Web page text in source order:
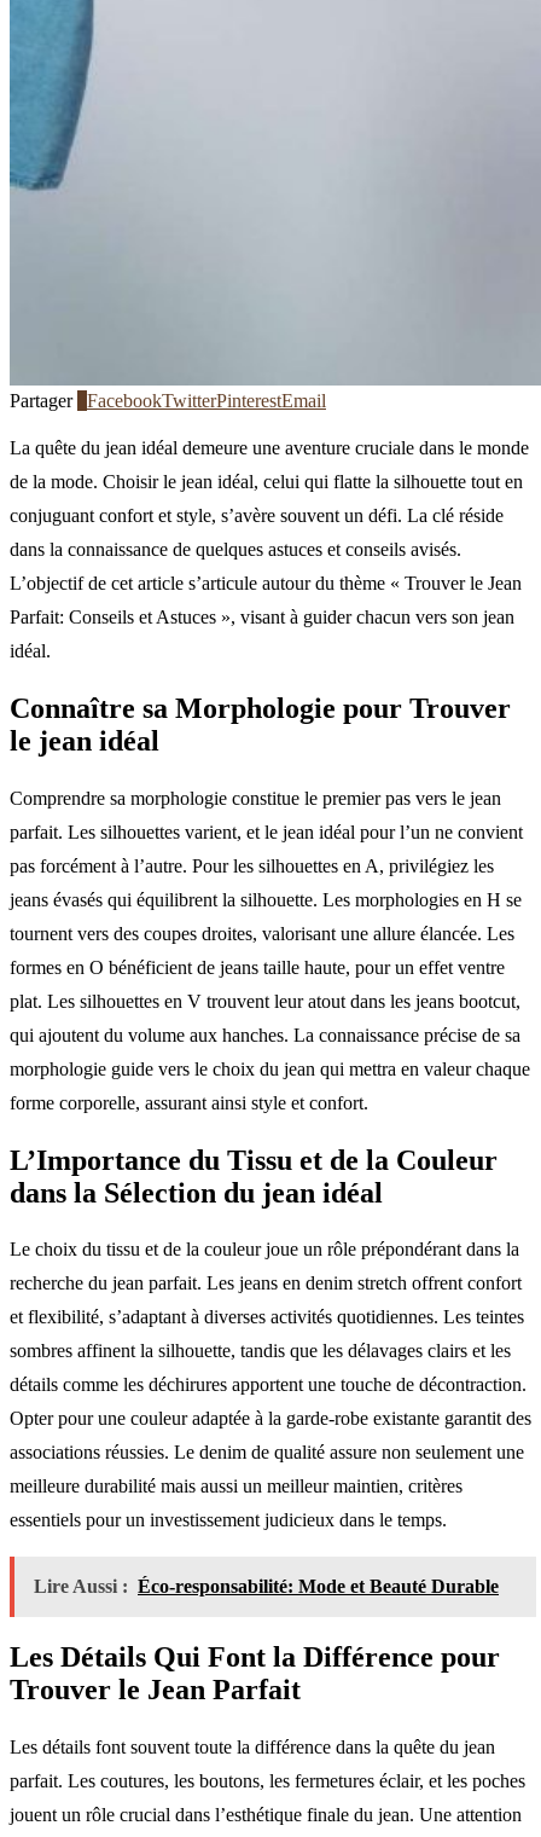
Partager FacebookTwitterPinterestEmail
La quête du jean idéal demeure une aventure cruciale dans le monde
de la mode. Choisir le jean idéal, celui qui flatte la silhouette tout en
conjuguant confort et style, s’avère souvent un défi. La clé réside
dans la connaissance de quelques astuces et conseils avisés.
L’objectif de cet article s’articule autour du thème « Trouver le Jean
Parfait: Conseils et Astuces », visant à guider chacun vers son jean
idéal.
Connaître sa Morphologie pour Trouver
le jean idéal
Comprendre sa morphologie constitue le premier pas vers le jean
parfait. Les silhouettes varient, et le jean idéal pour l’un ne convient
pas forcément à l’autre. Pour les silhouettes en A, privilégiez les
jeans évasés qui équilibrent la silhouette. Les morphologies en H se
tournent vers des coupes droites, valorisant une allure élancée. Les
formes en O bénéficient de jeans taille haute, pour un effet ventre
plat. Les silhouettes en V trouvent leur atout dans les jeans bootcut,
qui ajoutent du volume aux hanches. La connaissance précise de sa
morphologie guide vers le choix du jean qui mettra en valeur chaque
forme corporelle, assurant ainsi style et confort.
L’Importance du Tissu et de la Couleur
dans la Sélection du jean idéal
Le choix du tissu et de la couleur joue un rôle prépondérant dans la
recherche du jean parfait. Les jeans en denim stretch offrent confort
et flexibilité, s’adaptant à diverses activités quotidiennes. Les teintes
sombres affinent la silhouette, tandis que les délavages clairs et les
détails comme les déchirures apportent une touche de décontraction.
Opter pour une couleur adaptée à la garde-robe existante garantit des
associations réussies. Le denim de qualité assure non seulement une
meilleure durabilité mais aussi un meilleur maintien, critères
essentiels pour un investissement judicieux dans le temps.
Lire Aussi : Éco-responsabilité: Mode et Beauté Durable
Les Détails Qui Font la Différence pour
Trouver le Jean Parfait
Les détails font souvent toute la différence dans la quête du jean
parfait. Les coutures, les boutons, les fermetures éclair, et les poches
jouent un rôle crucial dans l’esthétique finale du jean. Une attention